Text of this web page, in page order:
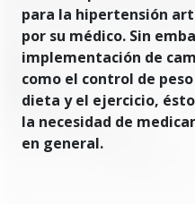
para la hipertensión
por su médico. Sin
implementación de
como el control de
dieta y el ejercicio,
la necesidad de
en general.